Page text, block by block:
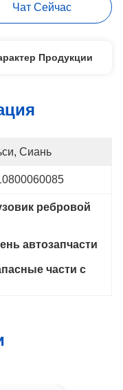
Чат Сейчас
Продукции
Сиань
ребровой
автозапчасти
части с